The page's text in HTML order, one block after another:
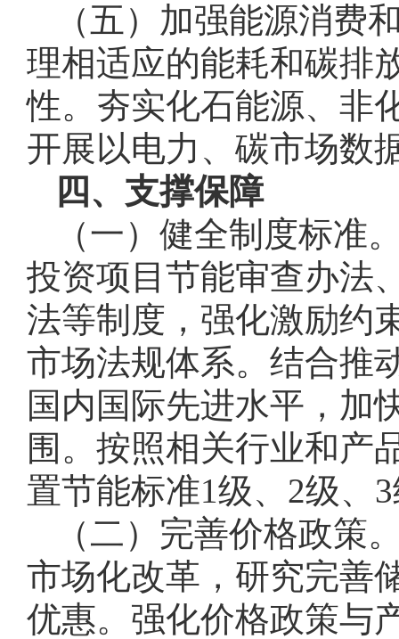
（五）加强能源消费
理相适应的能耗和碳排
性。夯实化石能源、非
开展以电力、碳市场数
四、支撑保障
（一）健全制度标准
投资项目节能审查办法
法等制度，强化激励约
市场法规体系。结合推
国内国际先进水平，加
围。按照相关行业和产
置节能标准1级、2级、
（二）完善价格政策
市场化改革，研究完善
优惠。强化价格政策与